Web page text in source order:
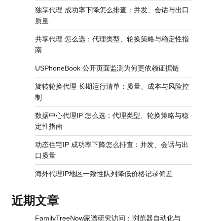
独享代理 成功率下降怎么排查：并发、会话与出口
质量
共享代理 怎么选：代理类型、轮换策略与稳定性指
南
USPhoneBook 公开页面监测为何更依赖证据链
旋转轮换代理 长期运行清单：质量、成本与风险控
制
数据中心代理IP 怎么选：代理类型、轮换策略与稳
定性指南
动态住宅IP 成功率下降怎么排查：并发、会话与出
口质量
海外代理IP地区一致性队列降低价格记录偏差
近期文章
FamilyTreeNow家谱研究访问：浏览器自动化与